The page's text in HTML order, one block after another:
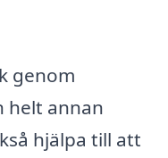
genom
helt annan
hjälpa till att